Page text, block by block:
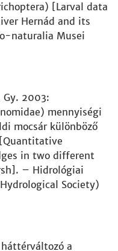
[Larval data
Hernád and its
naturalia Musei
2003:
mennyiségi
mocsár különböző
in two different
– Hidrológiai
Society)
a